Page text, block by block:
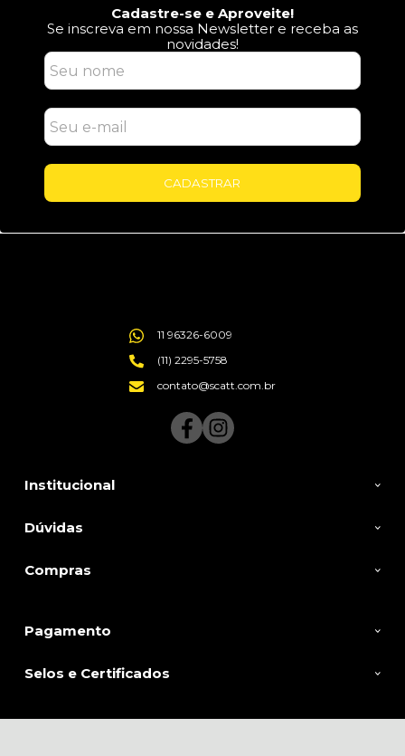
Cadastre-se e Aproveite!
Se inscreva em nossa Newsletter e receba as
novidades!
CADASTRAR
Institucional
Dúvidas
Compras
11 96326-6009
(11) 2295-5758
contato@scatt.com.br
Pagamento
Selos e Certificados